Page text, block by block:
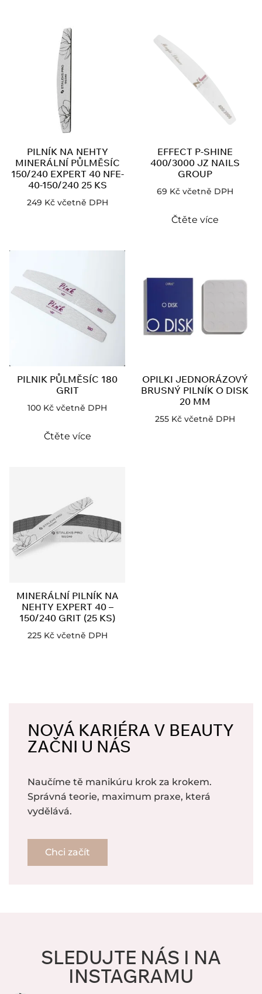
PILNÍK NA NEHTY
MINERÁLNÍ PŮLMĚSÍC
150/240 EXPERT 40 NFE-
40-150/240 25 KS
249 Kč včetně DPH
EFFECT P-SHINE
400/3000 JZ NAILS
GROUP
69 Kč včetně DPH
Čtěte více
PILNIK PŮLMĚSÍC 180
GRIT
100 Kč včetně DPH
Čtěte více
OPILKI JEDNORÁZOVÝ
BRUSNÝ PILNÍK O DISK
20 MM
255 Kč včetně DPH
MINERÁLNÍ PILNÍK NA
NEHTY EXPERT 40 –
150/240 GRIT (25 KS)
225 Kč včetně DPH
NOVÁ KARIÉRA V BEAUTY
ZAČNI U NÁS
Naučíme tě manikúru krok za krokem.
Správná teorie, maximum praxe, která
vydělává.
Chci začít
SLEDUJTE NÁS I NA
INSTAGRAMU